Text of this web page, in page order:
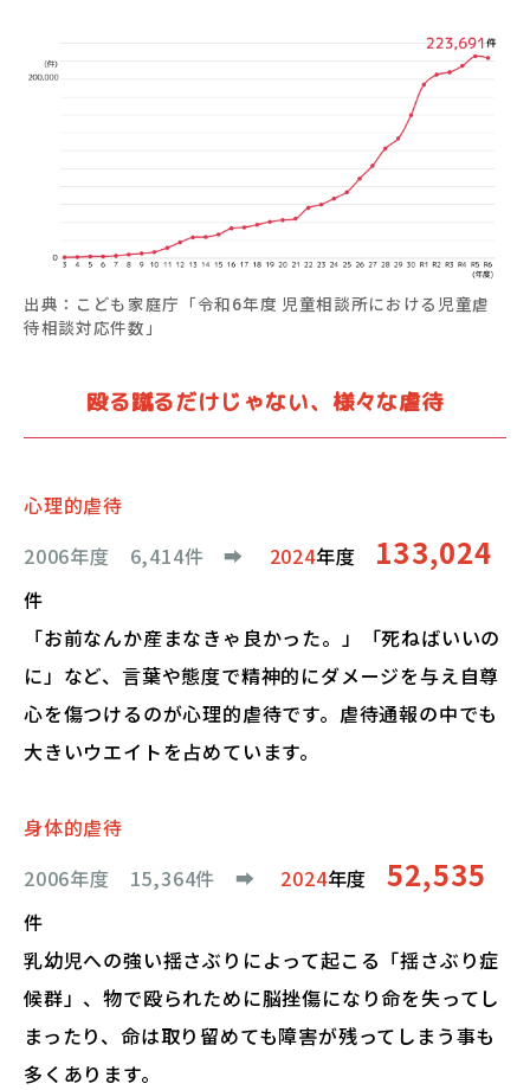
出典：こども家庭庁「令和6年度 児童相談所における児童虐
待相談対応件数」
殴る蹴るだけじゃない、様々な虐待
心理的虐待
2006年度 6,414件
➡︎ 2024年度 133,024
件
「お前なんか産まなきゃ良かった。」「死ねばいいの
に」など、言葉や態度で精神的にダメージを与え自尊
心を傷つけるのが心理的虐待です。虐待通報の中でも
大きいウエイトを占めています。
身体的虐待
2006年度 15,364件
➡︎ 2024年度52,535
件
乳幼児への強い揺さぶりによって起こる「揺さぶり症
候群」、物で殴られために脳挫傷になり命を失ってし
まったり、命は取り留めても障害が残ってしまう事も
多くあります。